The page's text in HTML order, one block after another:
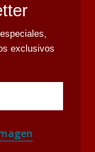
exclusivos